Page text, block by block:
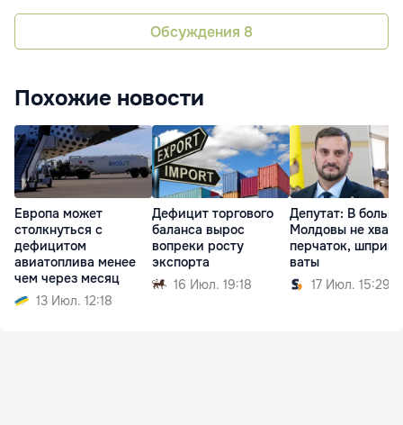
Обсуждения 8
Похожие новости
Европа может
столкнуться с
дефицитом
авиатоплива менее
чем через месяц
13 Июл. 12:18
Дефицит торгового
баланса вырос
вопреки росту
экспорта
16 Июл. 19:18
Депутат: В
Молдовы не
перчаток,
ваты
17 Июл. 15:29